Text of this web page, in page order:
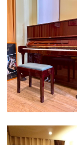
文をいただきました♪
2025.04.09
ペトロフP118P1マホ
ました♪
2025.02.11
ペトロフP118P1ウォ
た♪
2025.02.06
ペトロフP118P1マホ